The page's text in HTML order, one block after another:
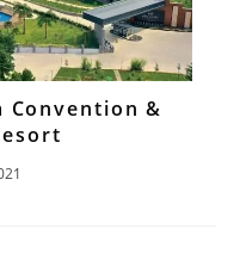
Convention &